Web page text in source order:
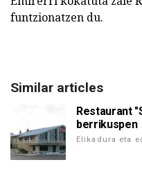
funtzionatzen du.
Similar articles
Restaurant
berrikuspen
Elikadura eta